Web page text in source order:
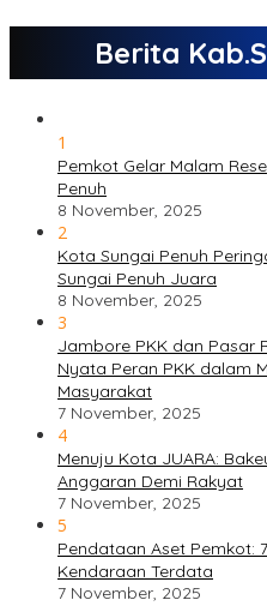
Berita
1
Pemkot Gelar Malam
Penuh
8 November, 2025
2
Kota Sungai Penuh
Sungai Penuh Juara
8 November, 2025
3
Jambore PKK dan Pasar
Nyata Peran PKK dalam
Masyarakat
7 November, 2025
4
Menuju Kota JUARA:
Anggaran Demi Rakyat
7 November, 2025
5
Pendataan Aset Pemkot:
Kendaraan Terdata
7 November, 2025